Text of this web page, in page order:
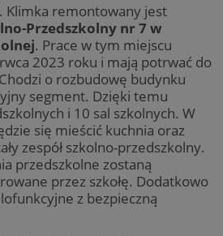
Klimka remontowany jest
Przedszkolny nr 7 w
. Prace w tym miejscu
2023 roku i mają potrwać do
o rozbudowę budynku
segment. Dzięki temu
i 10 sal szkolnych. W
się mieścić kuchnia oraz
zespół szkolno-przedszkolny.
przedszkolne zostaną
przez szkołę. Dodatkowo
z bezpieczną